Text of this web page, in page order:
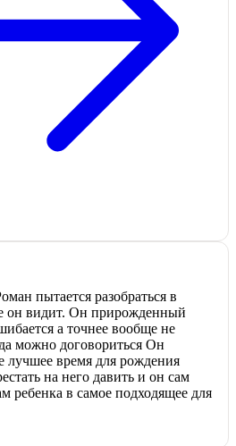
пытается разобраться в
он видит. Он прирожденный
а точнее вообще не
можно договориться Он
лучшее время для рождения
на него давить и он сам
ребенка в самое подходящее для